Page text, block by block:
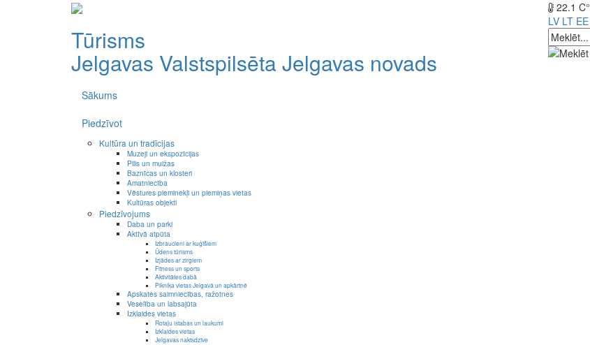
Tūrisms
Jelgavas Valstspilsēta Jelgavas novads
22.1 C°
LV LT EE
Sākums
Piedzīvot
Kultūra un tradīcijas
Muzeji un ekspozīcijas
Pilis un muižas
Baznīcas un klosteri
Amatniecība
Vēstures pieminekļi un piemiņas vietas
Kultūras objekti
Piedzīvojums
Daba un parki
Aktīvā atpūta
Izbraucieni ar kuģīšiem
Ūdens tūrisms
Izjādes ar zirgiem
Fitness un sports
Aktivitātes dabā
Piknika vietas Jelgavā un apkārtnē
Apskates saimniecības, ražotnes
Veselība un labsajūta
Izklaides vietas
Rotaļu istabas un laukumi
Izklaides vietas
Jelgavas naktsdzīve